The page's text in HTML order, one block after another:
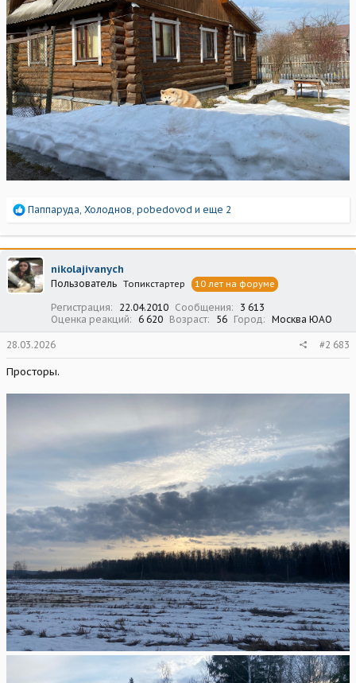
Р
а
к
ц
и
и
Паппаруда, Холоднов, pobedovod и еще 2
nikolajivanych
Пользователь Топикстартер 10 лет на форуме
Регистрация 22.04.2010 Сообщения
3 613
Оценка реакций
6 620 Возраст 56 Город Москва ЮАО
28.03.2026 #2 683
Просторы.